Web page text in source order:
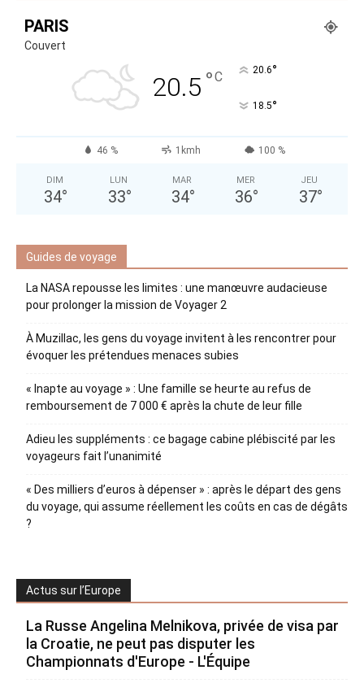
PARIS
Couvert
20.5 °C 20.6°
18.5°
46 % 1kmh 100 %
DIM
34°
LUN
33°
MAR
34°
MER
36°
JEU
37°
Guides de voyage
La NASA repousse les limites : une manœuvre audacieuse
pour prolonger la mission de Voyager 2
À Muzillac, les gens du voyage invitent à les rencontrer pour
évoquer les prétendues menaces subies
« Inapte au voyage » : Une famille se heurte au refus de
remboursement de 7 000 € après la chute de leur fille
Adieu les suppléments : ce bagage cabine plébiscité par les
voyageurs fait l’unanimité
« Des milliers d’euros à dépenser » : après le départ des gens
du voyage, qui assume réellement les coûts en cas de dégâts
?
Actus sur l’Europe
La Russe Angelina Melnikova, privée de visa par
la Croatie, ne peut pas disputer les
Championnats d'Europe - L'Équipe